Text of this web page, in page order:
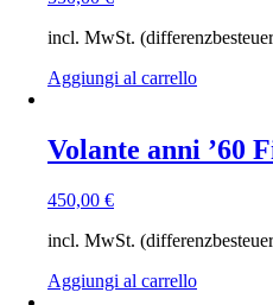
incl. MwSt.
Aggiungi al carrello
Volante anni ’60
450,00 €
incl. MwSt.
Aggiungi al carrello